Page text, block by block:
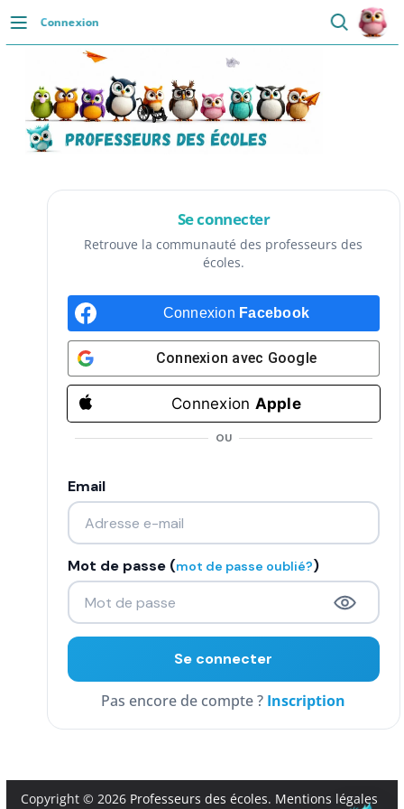
PasserConnexion
DÉCOUVRIR
Accueil
Se connecter
VIE PROFESSIONNELLE
Ressources
Lectures de livres
Mouvement
COMMUNAUTÉ
Forum
Réseaux sociaux
Petites annonces
Se connecter
Retrouve la communauté des professeurs des
écoles.
Connexion Facebook
Connexion avec Google
Connexion Apple
OU
Email
Mot de passe (mot de passe oublié?)
Inscription
Copyright © 2026 Professeurs des écoles. Mentions légales